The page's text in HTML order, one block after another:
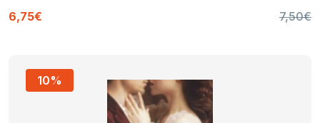
6,75€ 7,50€
10%